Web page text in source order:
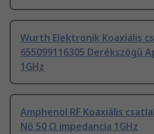
Wurth Elektronik Koaxiális
655099116305 Derékszögű
1GHz
Amphenol RF Koaxiális
Nő 50 Ω impedancia 1GHz